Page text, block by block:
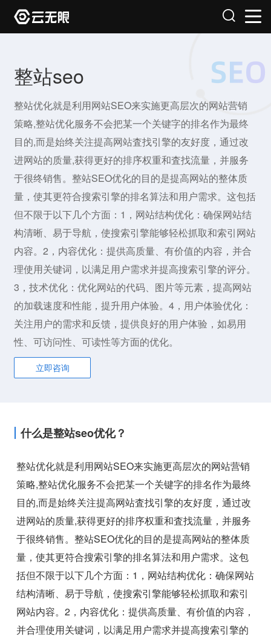
整站seo
整站优化就是利用网站SEO来实施更高层次的网站营销
策略,整站优化服务不会把某一个关键字的排名作为最终
目的,而是始终关注提高网站査找引擎的友好度，通过改
进网站的质量,获得更好的排序权重和査找流量，并服务
于很终销售。整站SEO优化的目的是提高网站的整体质
量，使其更符合搜索引擎的排名算法和用户需求。这包括
但不限于以下几个方面：1，网站结构优化：确保网站结
构清晰、易于导航，使搜索引擎能够轻松抓取和索引网站
内容。2，内容优化：提供高质量、有价值的内容，并合
理使用关键词，以满足用户需求并提高搜索引擎的评分。
3，技术优化：优化网站的代码、图片等元素，提高网站
的加载速度和性能，提升用户体验。4，用户体验优化：
关注用户的需求和反馈，提供良好的用户体验，如易用
性、可访问性、可读性等方面的优化。
立即咨询
什么是整站seo优化？
整站优化就是利用网站SEO来实施更高层次的网站营销
策略,整站优化服务不会把某一个关键字的排名作为最终
目的,而是始终关注提高网站査找引擎的友好度，通过改
进网站的质量,获得更好的排序权重和査找流量，并服务
于很终销售。整站SEO优化的目的是提高网站的整体质
量，使其更符合搜索引擎的排名算法和用户需求。这包
括但不限于以下几个方面：1，网站结构优化：确保网站
结构清晰、易于导航，使搜索引擎能够轻松抓取和索引
网站内容。2，内容优化：提供高质量、有价值的内容，
并合理使用关键词，以满足用户需求并提高搜索引擎的